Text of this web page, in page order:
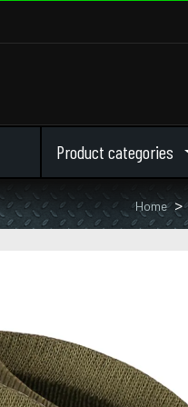
Product categories
Home